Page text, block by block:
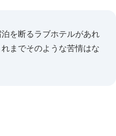
を断るラブホテルがあれ
までそのような苦情はな